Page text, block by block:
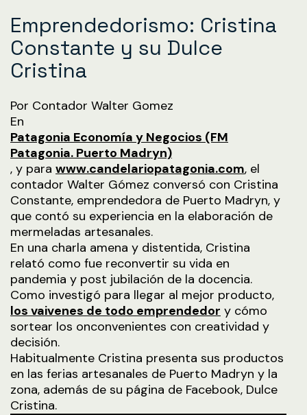
Emprendedorismo: Cristina
Constante y su Dulce
Cristina
Por Contador Walter Gomez
En
Patagonia Economía y Negocios (FM
Patagonia. Puerto Madryn)
, y para www.candelariopatagonia.com, el
contador Walter Gómez conversó con Cristina
Constante, emprendedora de Puerto Madryn, y
que contó su experiencia en la elaboración de
mermeladas artesanales.
En una charla amena y distentida, Cristina
relató como fue reconvertir su vida en
pandemia y post jubilación de la docencia.
Como investigó para llegar al mejor producto,
los vaivenes de todo emprendedor y cómo
sortear los onconvenientes con creatividad y
decisión.
Habitualmente Cristina presenta sus productos
en las ferias artesanales de Puerto Madryn y la
zona, además de su página de Facebook, Dulce
Cristina.